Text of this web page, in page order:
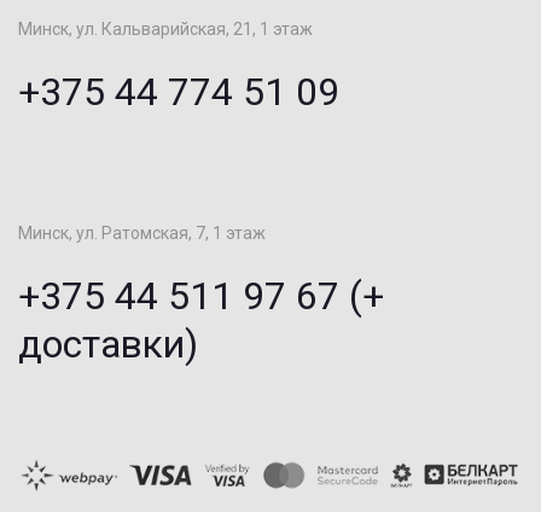
Минск, ул. Кальварийская, 21, 1 этаж
+375 44 774 51 09
Минск, ул. Ратомская, 7, 1 этаж
+375 44 511 97 67 (+
доставки)